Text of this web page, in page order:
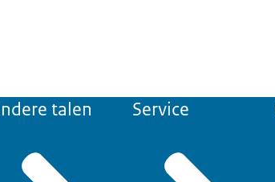
talen Service